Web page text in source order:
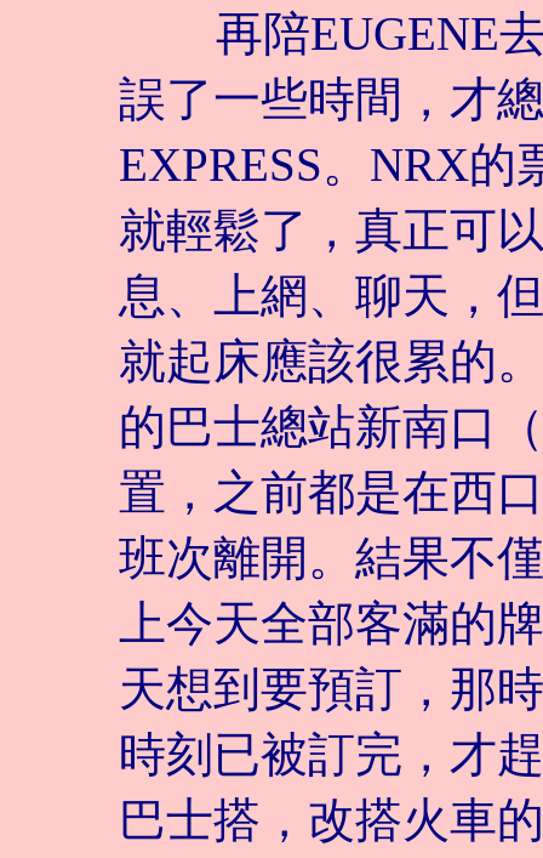
再陪EUGENE去
誤了一些時間，才
EXPRESS。NRX
就輕鬆了，真正可
息、上網、聊天，
就起床應該很累的
的巴士總站新南口
置，之前都是在西
班次離開。結果不
上今天全部客滿的
天想到要預訂，那
時刻已被訂完，才
巴士搭，改搭火車